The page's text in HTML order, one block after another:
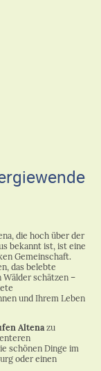
die hoch über der
bekannt ist, ist eine
Gemeinschaft.
das belebte
schätzen –
und Ihrem Leben
Altenazu
schönen Dinge im
oder einen